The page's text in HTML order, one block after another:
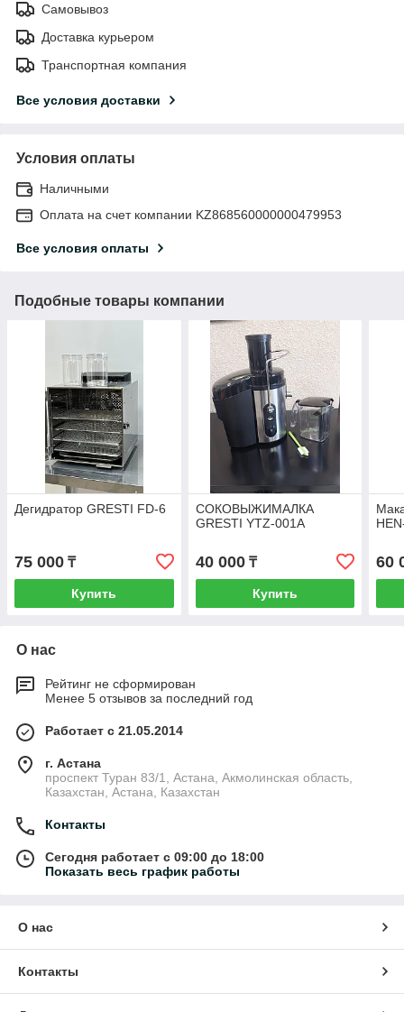
Самовывоз
Доставка курьером
Транспортная компания
Все условия доставки
Условия оплаты
Наличными
Оплата на счет компании KZ868560000000479953
Все условия оплаты
Подобные товары компании
Дегидратор GRESTI FD-6
75 000 ₸
Купить
СОКОВЫЖИМАЛКА
GRESTI YTZ-001A
40 000₸
Купить
60
О нас
Рейтинг не сформирован
Менее 5 отзывов за последний год
Работает с 21.05.2014
г. Астана
проспект Туран 83/1, Астана, Акмолинская область,
Казахстан, Астана, Казахстан
Контакты
Сегодня работает с 09:00 до 18:00
Показать весь график работы
О нас
Контакты